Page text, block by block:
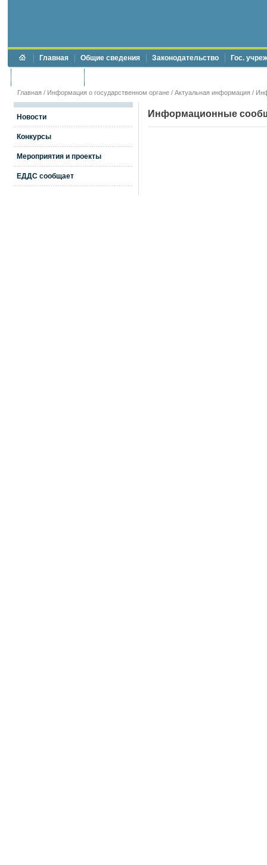
Главная Общие сведения Законодательство Гос.
Главная / Информация о государственном органе / Актуальная информация /
Новости
Конкурсы
Мероприятия и проекты
ЕДДС сообщает
Информационные